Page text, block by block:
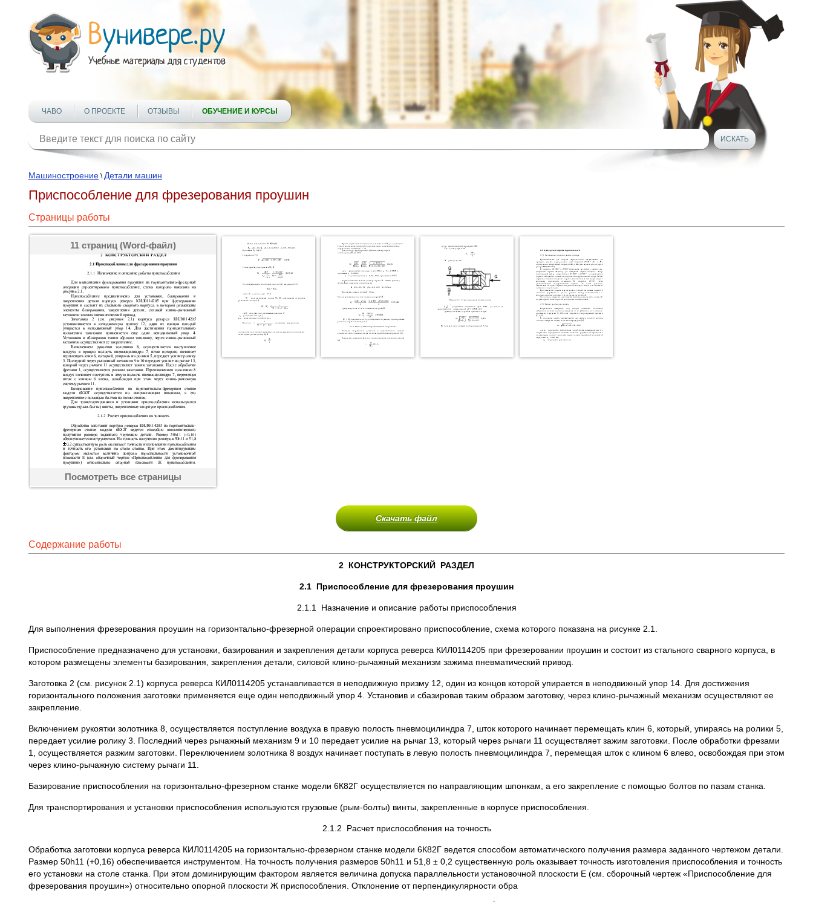
ЧАВО О ПРОЕКТЕ ОТЗЫВЫ ОБУЧЕНИЕ И КУРСЫ
Машиностроение \ Детали машин
Приспособление для фрезерования проушин
Страницы работы
11 страниц (Word-файл)
Посмотреть все страницы
Скачать файл
Содержание работы
2 КОНСТРУКТОРСКИЙ РАЗДЕЛ
2.1 Приспособление для фрезерования проушин
2.1.1 Назначение и описание работы приспособления
Для выполнения фрезерования проушин на горизонтально-фрезерной операции спроектировано приспособление, схема которого показана на рисунке 2.1.
Приспособление предназначено для установки, базирования и закрепления детали корпуса реверса КИЛ0114205 при фрезеровании проушин и состоит из стального сварного корпуса, в
котором размещены элементы базирования, закрепления детали, силовой клино-рычажный механизм зажима пневматический привод.
Заготовка 2 (см. рисунок 2.1) корпуса реверса КИЛ0114205 устанавливается в неподвижную призму 12, один из концов которой упирается в неподвижный упор 14. Для достижения
горизонтального положения заготовки применяется еще один неподвижный упор 4. Установив и сбазировав таким образом заготовку, через клино-рычажный механизм осуществляют ее
закрепление.
Включением рукоятки золотника 8, осуществляется поступление воздуха в правую полость пневмоцилиндра 7, шток которого начинает перемещать клин 6, который, упираясь на ролики 5,
передает усилие ролику 3. Последний через рычажный механизм 9 и 10 передает усилие на рычаг 13, который через рычаги 11 осуществляет зажим заготовки. После обработки фрезами
1, осуществляется разжим заготовки. Переключением золотника 8 воздух начинает поступать в левую полость пневмоцилиндра 7, перемещая шток с клином 6 влево, освобождая при этом
через клино-рычажную систему рычаги 11.
Базирование приспособления на горизонтально-фрезерном станке модели 6К82Г осуществляется по направляющим шпонкам, а его закрепление с помощью болтов по пазам станка.
Для транспортирования и установки приспособления используются грузовые (рым-болты) винты, закрепленные в корпусе приспособления.
2.1.2 Расчет приспособления на точность
Обработка заготовки корпуса реверса КИЛ0114205 на горизонтально-фрезерном станке модели 6К82Г ведется способом автоматического получения размера заданного чертежом детали.
Размер 50h11 (+0,16) обеспечивается инструментом. На точность получения размеров 50h11 и 51,8 ± 0,2 существенную роль оказывает точность изготовления приспособления и точность
его установки на столе станка. При этом доминирующим фактором является величина допуска параллельности установочной плоскости Е (см. сборочный чертеж «Приспособление для
фрезерования проушин») относительно опорной плоскости Ж приспособления. Отклонение от перпендикулярности обра